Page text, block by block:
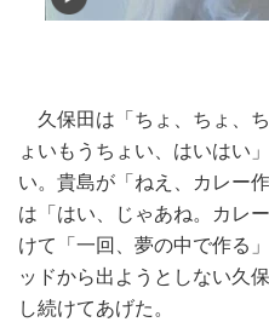
久保田は「ちょ、ちょ、
ょいもうちょい、はいはい
い。貴島が「ねえ、カレー
は「はい、じゃあね。カレ
けて「一回、夢の中で作る
ッドから出ようとしない久
し続けてあげた。